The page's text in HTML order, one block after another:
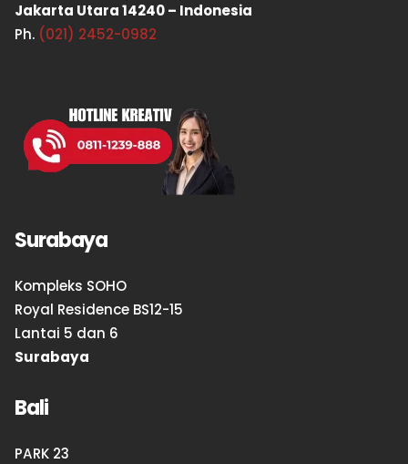
Jakarta Utara 14240 – Indonesia
Ph. (021) 2452-0982
Surabaya
Kompleks SOHO
Royal Residence BS12-15
Lantai 5 dan 6
Surabaya
Bali
PARK 23